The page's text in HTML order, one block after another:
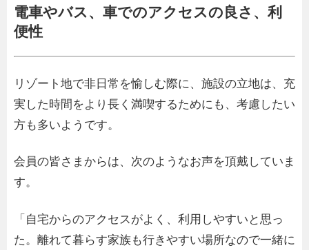
電車やバス、車でのアクセスの良さ、利
便性
リゾート地で非日常を愉しむ際に、施設の立地は、充
実した時間をより長く満喫するためにも、考慮したい
方も多いようです。
会員の皆さまからは、次のようなお声を頂戴していま
す。
「自宅からのアクセスがよく、利用しやすいと思っ
た。離れて暮らす家族も行きやすい場所なので一緒に